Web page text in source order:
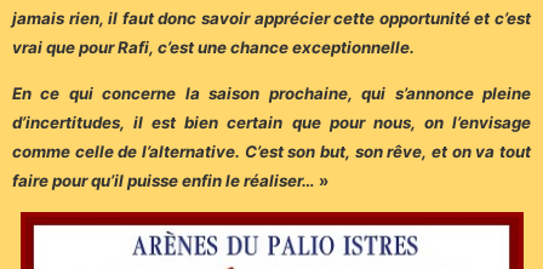
jamais rien, il faut donc savoir apprécier cette opportunité et c’est
vrai que pour Rafi, c’est une chance exceptionnelle.
En ce qui concerne la saison prochaine, qui s’annonce pleine
d’incertitudes, il est bien certain que pour nous, on l’envisage
comme celle de l’alternative. C’est son but, son rêve, et on va tout
faire pour qu’il puisse enfin le réaliser… »